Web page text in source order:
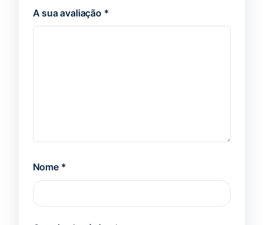
A sua avaliação *
Nome *